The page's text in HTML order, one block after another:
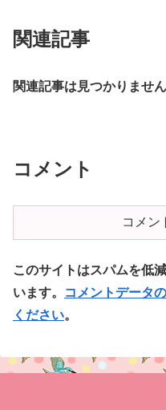
関連記事
関連記事は見つかりません
コメント
コメン
このサイトはスパムを低
います。
コメントデータ
ください。